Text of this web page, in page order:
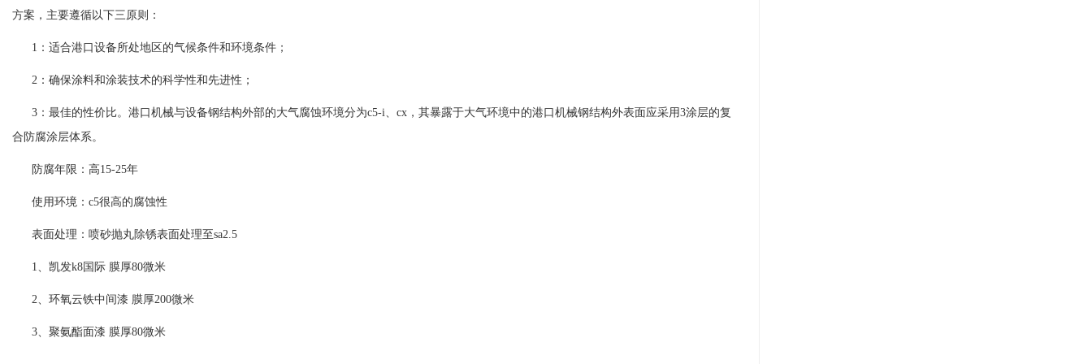
方案，主要遵循以下三原则：
1：适合港口设备所处地区的气候条件和环境条件；
2：确保涂料和涂装技术的科学性和先进性；
3：最佳的性价比。港口机械与设备钢结构外部的大气腐蚀环境分为c5-i、cx，其暴露于大气环境中的港口机械钢结构外表面应采用3涂层的复
合防腐涂层体系。
防腐年限：高15-25年
使用环境：c5很高的腐蚀性
表面处理：喷砂抛丸除锈表面处理至sa2.5
1、 凯发k8国际 膜厚80微米
2、环氧云铁中间漆 膜厚200微米
3、聚氨酯面漆 膜厚80微米